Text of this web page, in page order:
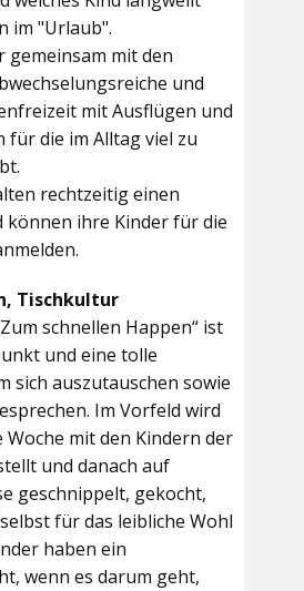
im "Urlaub".
gemeinsam mit den
und
mit Ausflügen und
für die im Alltag viel zu
rechtzeitig einen
können ihre Kinder für die
Tischkultur
schnellen Happen“ ist
und eine tolle
sich auszutauschen sowie
Im Vorfeld wird
Woche mit den Kindern der
und danach auf
geschnippelt, gekocht,
für das leibliche Wohl
haben ein
wenn es darum geht,